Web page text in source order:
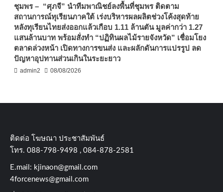
ชุมพร – “ศุภจี” นำทีมพาณิชย์ลงพื้นที่ชุมพร ติดตาม
สถานการณ์ทุเรียนภาคใต้ เร่งบริหารผลผลิตช่วงโค้งสุดท้าย
หลังทุเรียนไทยส่งออกแล้วเกือบ 1.11 ล้านตัน มูลค่ากว่า 1.27
แสนล้านบาท พร้อมสั่งทำ “ปฏิทินผลไม้รายจังหวัด” เชื่อมโยง
ตลาดล่วงหน้า เปิดทางการขนส่ง และผลักดันการแปรรูป ลด
ปัญหาอุปทานส่วนเกินในระยะยาว
admin2 08/08/2026
ติดต่อ​ โฆษณา​ ประชาสัมพันธ์
โทร​. 088-798-9498 , 084-878-2581
E.mail: kjinaon@gmail.com
4forcenews@gmail.com